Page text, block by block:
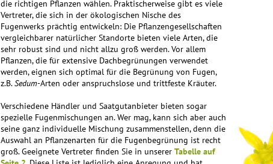
die richtigen Pflanzen wählen. Praktischerweise gibt es viele
Vertreter, die sich in der ökologischen Nische des
Fugenwerks prächtig entwickeln: Die Pflanzenge­sellschaften
vergleichbarer natürlicher Standorte bieten viele Arten, die
sehr robust sind und nicht allzu groß werden. Vor allem
Pflanzen, die für extensive Dachbegrünungen verwendet
werden, eignen sich optimal für die Begrünung von Fugen,
z.B.Sedum-Arten oder anspruchslose und trittfeste Kräuter.
Verschiedene Händler und Saatgutanbieter bieten sogar
spezielle Fugenmischungen an. Wer mag, kann sich aber auch
seine ganz individuelle Mischung zusammenstellen, denn die
Auswahl an Pflanzenarten für die Fugenbegrünung ist recht
groß. Geeignete Vertreter finden Sie in unserer Tabelle auf